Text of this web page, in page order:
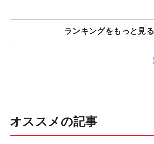
ランキングをもっと見る
オススメの記事